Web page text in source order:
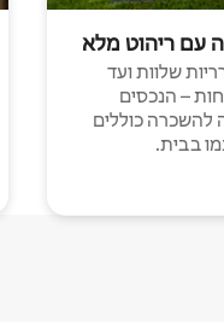
עם ריהוט מלא
שלוות ועד
– הנכסים
להשכרה כוללים
בבית.